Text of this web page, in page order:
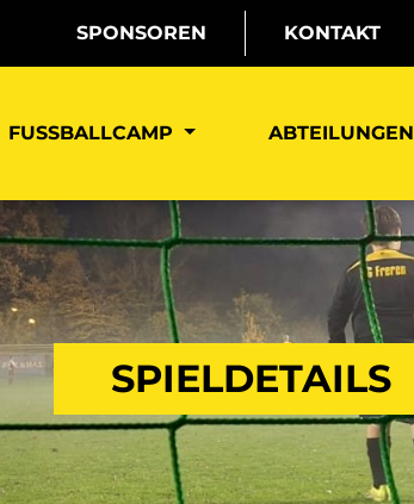
SPONSOREN KONTAKT
FUSSBALLCAMP ABTEILUNGEN
SPIELDETAILS